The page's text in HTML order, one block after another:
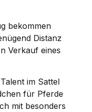
bekommen
Distanz
Verkauf eines
im Sattel
für Pferde
mit besonders